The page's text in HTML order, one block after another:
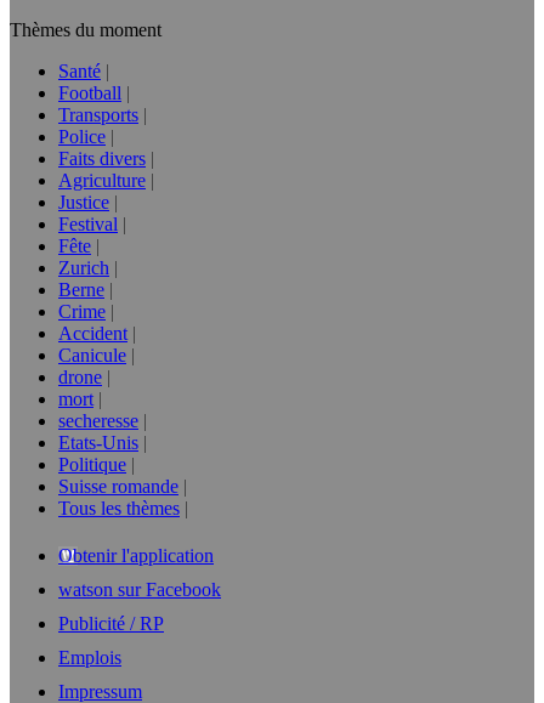
Thèmes du moment
Santé
Football
Transports
Police
Faits divers
Agriculture
Justice
Festival
Fête
Zurich
Berne
Crime
Accident
Canicule
drone
mort
secheresse
Etats-Unis
Politique
Suisse romande
Tous les thèmes
Obtenir l'application
watson sur Facebook
Publicité / RP
Emplois
Impressum